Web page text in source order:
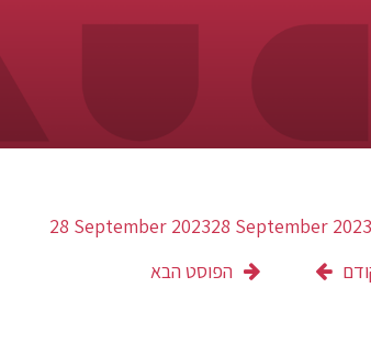
28 September 202328 September 2023
הפוסט הבא